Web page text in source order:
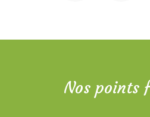
Nos points